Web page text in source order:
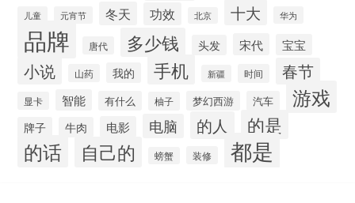
儿童 元宵节 冬天 功效 北京 十大 华为
品牌 唐代 多少钱 头发 宋代 宝宝
小说 山药 我的 手机 新疆 时间 春节
显卡 智能 有什么 柚子 梦幻西游 汽车 游戏
牌子 牛肉 电影 电脑 的人 的是
的话 自己的 螃蟹 装修 都是